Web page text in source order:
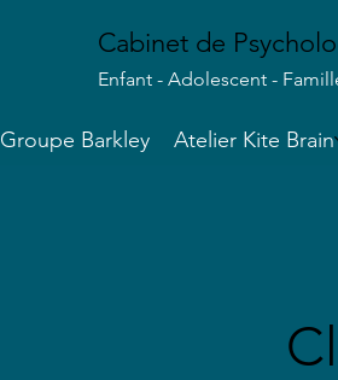
Cabinet de
Enfant - Adolescent -
Groupe Barkley Atelier Kite Brain